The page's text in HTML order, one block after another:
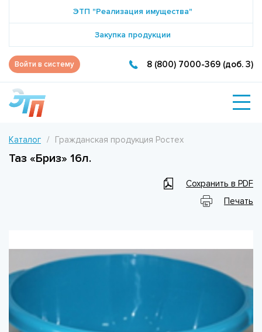
ЭТП "Реализация имущества"
Закупка продукции
Войти в систему 8 (800) 7000-369 (доб. 3)
Каталог Гражданская продукция Ростех
Таз «Бриз» 16л.
Сохранить в PDF
Печать